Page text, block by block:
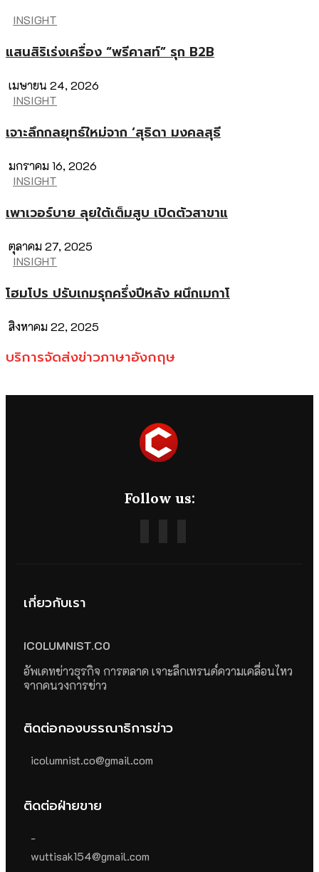
INSIGHT
แสนสิริเร่งเครื่อง “พรีคาสท์” รุก B2B
เมษายน 24, 2026
INSIGHT
เจาะลึกกลยุทธ์ใหม่จาก ‘สุธิดา มงคลสุธี
มกราคม 16, 2026
INSIGHT
เพาเวอร์บาย ลุยใต้เต็มสูบ เปิดตัวสาขาแ
ตุลาคม 27, 2025
INSIGHT
โฮมโปร ปรับเกมรุกครึ่งปีหลัง ผนึกเมกาโ
สิงหาคม 22, 2025
บริการจัดส่งข่าวภาษาอังกฤษ
Follow us:
เกี่ยวกับเรา
ICOLUMNIST.CO
อัพเดทข่าวธุรกิจ การตลาด เจาะลึกเทรนด์ความเคลื่อนไหว
จากคนวงการข่าว
ติดต่อกองบรรณาธิการข่าว
icolumnist.co@gmail.com
ติดต่อฝ่ายขาย
-
wuttisak154@gmail.com